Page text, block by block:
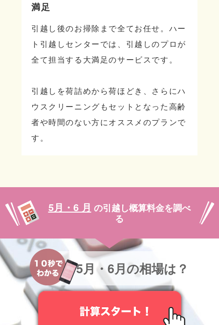
満足
引越し後のお掃除まで全てお任せ。ハー
ト引越しセンターでは、引越しのプロが
全て担当する大満足のサービスです。
引越しを荷詰めから荷ほどき、さらにハ
ウスクリーニングもセットとなった高齢
者や時間のない方にオススメのプランで
す。
5月・6 月 の引越し概算料金を調べ
る
5月・6月の相場は？